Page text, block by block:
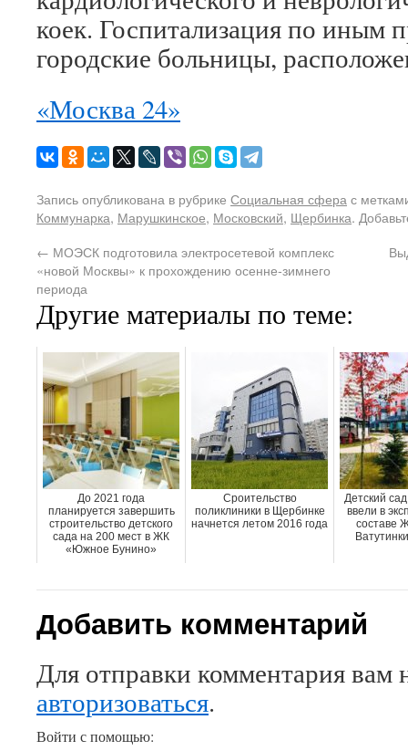
коек. Госпитализация по иным
городские больницы,
«Москва 24»
Запись опубликована в рубрике Социальная сфера с
Коммунарка, Марушкинское, Московский, Щербинка.
← МОЭСК подготовила электросетевой комплекс
«новой Москвы» к прохождению осенне-зимнего
периода
Другие материалы по теме:
До 2021 года
планируется завершить
строительство детского
сада на 200 мест в ЖК
«Южное Бунино»
Сроительство
поликлиники в Щербинке
начнется летом 2016 года
Детский
ввели в
составе
Добавить комментарий
Для отправки комментария вам
авторизоваться.
Войти с помощью: